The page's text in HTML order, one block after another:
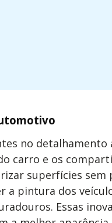
no
carro e os
superfícies
a pintura dos
Essas